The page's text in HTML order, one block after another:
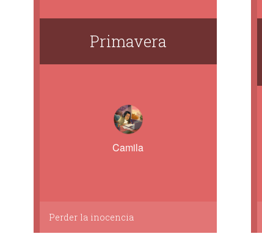
Primavera
Camila
Perder la inocencia